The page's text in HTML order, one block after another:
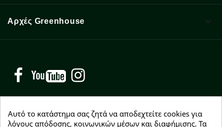
Αρχές Greenhouse 
Facebook YouTube
Αυτό το κατάστημα σας ζητά να αποδεχτείτε cookies για
λόγους απόδοσης, κοινωνικών μέσων και διαφήμισης. Τα